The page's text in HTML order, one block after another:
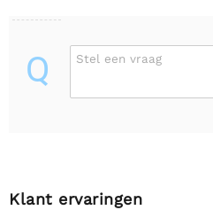
Q Stel een vraag
Klant ervaringen